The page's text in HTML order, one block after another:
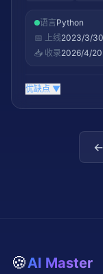
语言Python
📅 上线2023/3/30
📥 收录2026/4/20
优缺点 ▼
🍪AI Master